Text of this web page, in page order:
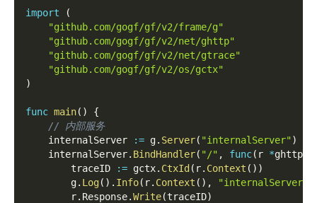
import
(
"github.com/gogf/gf/v2/frame/g"
"github.com/gogf/gf/v2/net/ghttp"
"github.com/gogf/gf/v2/net/gtrace"
"github.com/gogf/gf/v2/os/gctx"
)
func main( )
{
// 内部服务
    internalServer
:= g. Server( "internalServer")
    internalServer
. BindHandler( "/" , func( r *ghttp
        traceID
:= gctx. CtxId ( r. Context ( ) )
        g
. Log( ) . Info( r. Context ( ) ,
"internalServer
        r
. Response.Write(traceID)